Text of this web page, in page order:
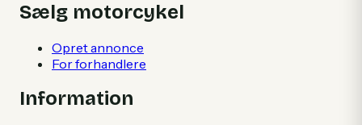
Sælg motorcykel
Opret annonce
For forhandlere
Information